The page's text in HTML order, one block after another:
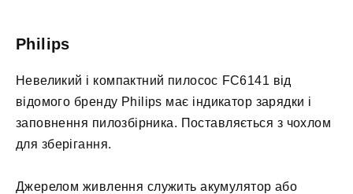
Philips
Невеликий і компактний пилосос FC6141 від
відомого бренду Philips має індикатор зарядки і
заповнення пилозбірника. Поставляється з чохлом
для зберігання.
Джерелом живлення служить акумулятор або